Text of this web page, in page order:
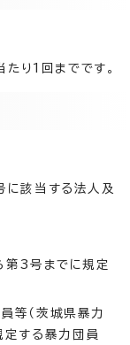
り1回までです。
該当する法人及
3号までに規定
等（茨城県暴力
する暴力団員